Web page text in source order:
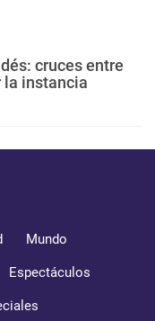
cruces entre
la instancia
Mundo
Espectáculos